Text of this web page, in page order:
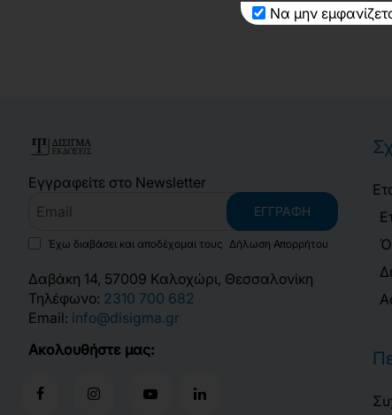
Να μην
Εγγραφείτε στο Newsletter
ΕΓΓΡΑΦΉ
Έχω διαβάσει και αποδέχομαι τους Δήλωση Απορρήτου
Δαβάκη 14, 57009 Καλοχώρι, Θεσσαλονίκη
Τηλέφωνο: 2310 700 682
Email: info@disigma.gr
Ακολουθήστε μας: